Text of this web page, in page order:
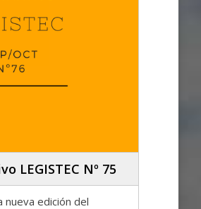
LEGISTEC Nº 75
nueva edición del